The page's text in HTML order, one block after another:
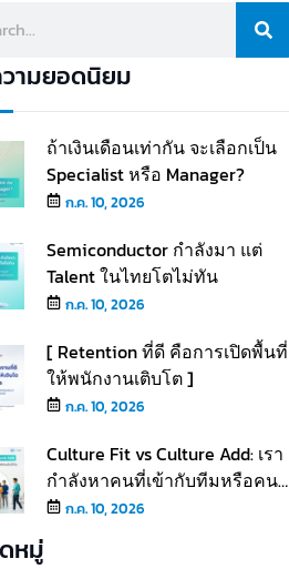
ามยอดนิยม
ถ้าเงินเดือนเท่ากัน จะเลือกเป็น
Specialist หรือ Manager?
ก.ค. 10, 2026
Semiconductor กำลังมา แต่
Talent ในไทยโตไม่ทัน
ก.ค. 10, 2026
[ Retention ที่ดี คือการเปิดพื้นที่
ให้พนักงานเติบโต ]
ก.ค. 10, 2026
Culture Fit vs Culture Add: เรา
กำลังหาคนที่เข้ากับทีมหรือคนที่
เติมเต็มให้ทีม
ก.ค. 10, 2026
หมู่